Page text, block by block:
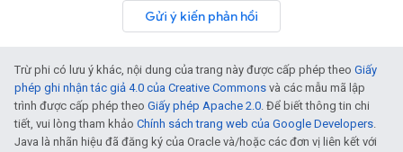
Gửi ý kiến phản hồi
Trừ phi có lưu ý khác, nội dung của trang này được cấp phép theo Giấy
phép ghi nhận tác giả 4.0 của Creative Commons và các mẫu mã lập
trình được cấp phép theo Giấy phép Apache 2.0. Để biết thông tin chi
tiết, vui lòng tham khảo Chính sách trang web của Google Developers.
Java là nhãn hiệu đã đăng ký của Oracle và/hoặc các đơn vị liên kết với